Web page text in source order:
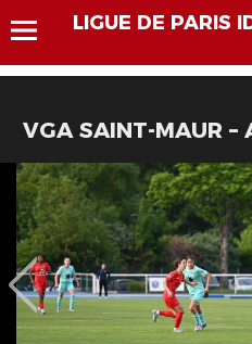
LIGUE DE PARIS
VGA SAINT-MAUR –